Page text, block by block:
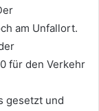
am Unfallort.
für den Verkehr
gesetzt und